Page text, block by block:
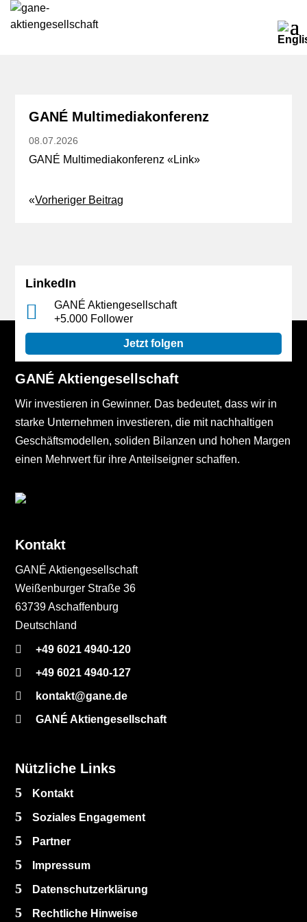
GANÉ Multimediakonferenz
08.07.2026
GANÉ Multimediakonferenz «Link»
«Vorheriger Beitrag
LinkedIn
GANÉ Aktiengesellschaft
+5.000 Follower
Jetzt folgen
GANÉ Aktiengesellschaft
Wir investieren in Gewinner. Das bedeutet, dass wir in
starke Unternehmen investieren, die mit nachhaltigen
Geschäftsmodellen, soliden Bilanzen und hohen Margen
einen Mehrwert für ihre Anteilseigner schaffen.
Kontakt
GANÉ Aktiengesellschaft
Weißenburger Straße 36
63739 Aschaffenburg
Deutschland
+49 6021 4940-120
+49 6021 4940-127
kontakt@gane.de
GANÉ Aktiengesellschaft
Nützliche Links
Kontakt
Soziales Engagement
Partner
Impressum
Datenschutzerklärung
Rechtliche Hinweise